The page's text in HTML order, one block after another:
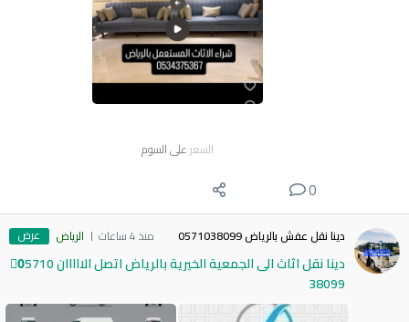
السعر على السوم
0
دينا نقل عفش بالرياض 0571038099 منذ 4 ساعات الرياض عرض
دينا نقل اثاث الى الجمعية الخيرية بالرياض اتصل الااااان 0َ5710
38099